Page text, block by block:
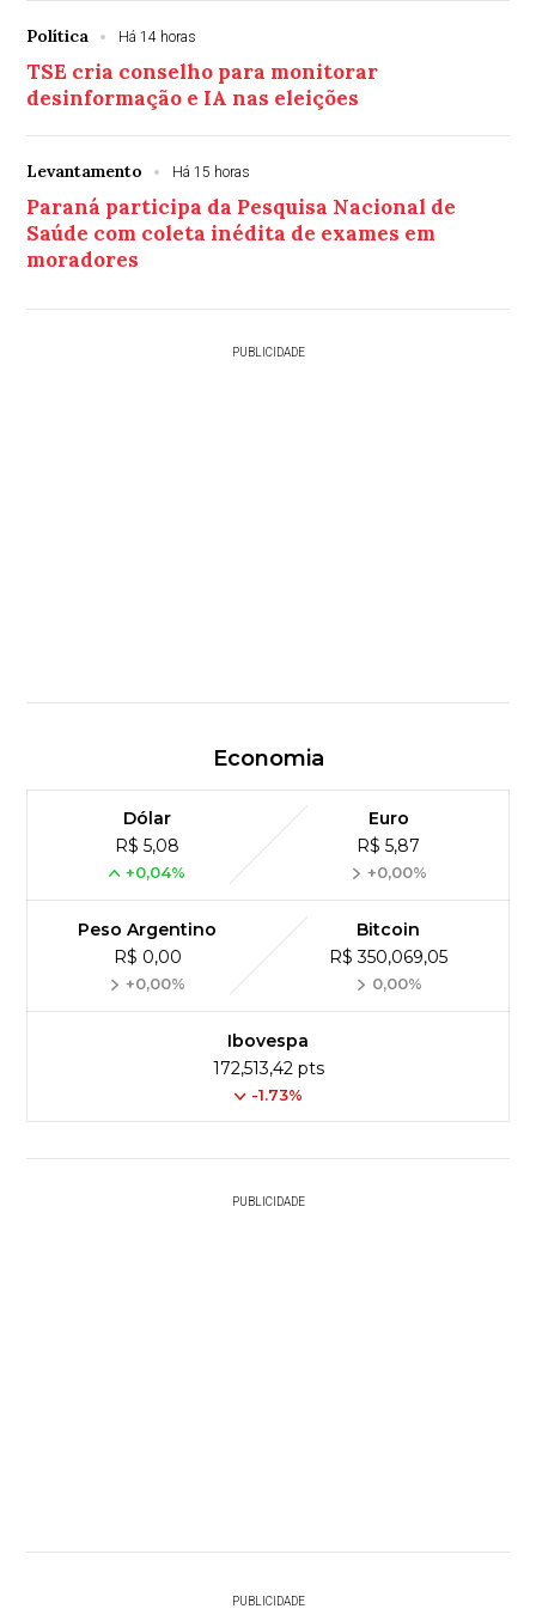
Política Há 14 horas
TSE cria conselho para monitorar
desinformação e IA nas eleições
Levantamento Há 15 horas
Paraná participa da Pesquisa Nacional de
Saúde com coleta inédita de exames em
moradores
PUBLICIDADE
Economia
Dólar
R$ 5,08
+0,04%
Euro
R$ 5,87
+0,00%
Peso Argentino
R$ 0,00
+0,00%
Bitcoin
R$ 350,069,05
0,00%
Ibovespa
172,513,42 pts
-1.73%
PUBLICIDADE
PUBLICIDADE